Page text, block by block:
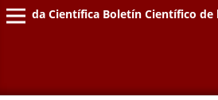
Vida Científica Boletín Científico de